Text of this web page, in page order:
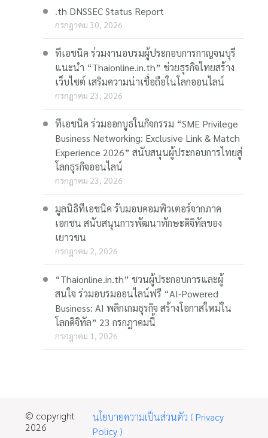
.th DNSSEC Status Report
กรกฎาคม 30, 2026
ทีเอชนิค ร่วมงานอบรมผู้ประกอบการกาญจนบุรี
แนะนำ “Thaionline.in.th” ช่วยธุรกิจไทยสร้าง
เว็บไซต์ เสริมความน่าเชื่อถือในโลกออนไลน์
กรกฎาคม 23, 2026
ทีเอชนิค ร่วมออกบูธในกิจกรรม “SME Privilege
Business Networking: Exclusive Link & Match
Experience 2026” สนับสนุนผู้ประกอบการไทยสู่
โลกธุรกิจออนไลน์
กรกฎาคม 23, 2026
มูลนิธิทีเอชนิค รับมอบคอมพิวเตอร์จากภาค
เอกชน สนับสนุนการพัฒนาทักษะดิจิทัลของ
เยาวชน
กรกฎาคม 2, 2026
“Thaionline.in.th” ชวนผู้ประกอบการและผู้
สนใจ ร่วมอบรมออนไลน์ฟรี “AI-Powered
Business: AI พลิกเกมธุรกิจ สร้างโอกาสใหม่ใน
โลกดิจิทัล” 23 กรกฎาคมนี้
กรกฎาคม 1, 2026
© copyright
2026
นโยบายความเป็นส่วนตัว ( Privacy
Policy )